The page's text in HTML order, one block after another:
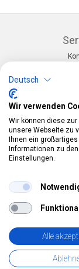
Anlässe
Kostüme
Partydeko
Das
•
Deutsch
Wir verwenden
Wir können diese
unsere Webseite zu
Ihnen ein
Informationen zu
Einstellungen.
Alle